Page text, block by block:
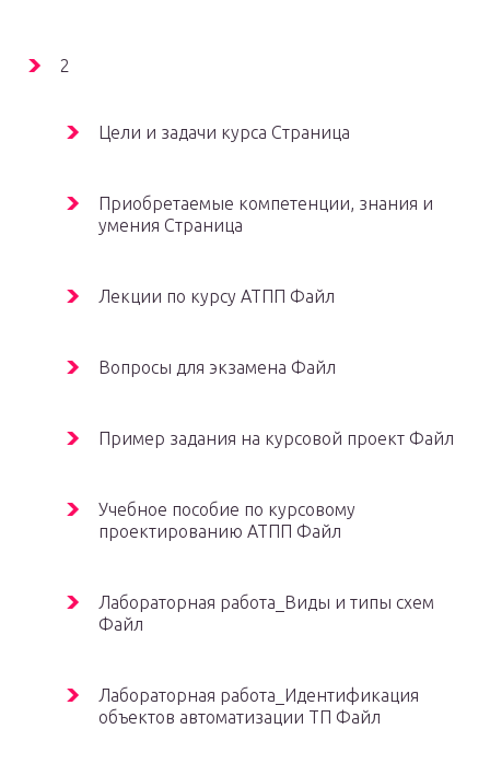
2
Цели и задачи курса Страница
Приобретаемые компетенции, знания и
умения Страница
Лекции по курсу АТПП Файл
Вопросы для экзамена Файл
Пример задания на курсовой проект Файл
Учебное пособие по курсовому
проектированию АТПП Файл
Лабораторная работа_Виды и типы схем
Файл
Лабораторная работа_Идентификация
объектов автоматизации ТП Файл